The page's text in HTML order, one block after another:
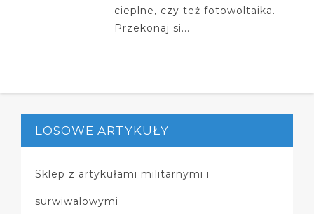
cieplne, czy też fotowoltaika.
Przekonaj si...
LOSOWE ARTYKUŁY
Sklep z artykułami militarnymi i
surwiwalowymi